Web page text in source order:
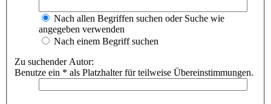
Nach allen Begriffen suchen oder Suche wie
angegeben verwenden
Nach einem Begriff suchen
Zu suchender Autor:
Benutze ein * als Platzhalter für teilweise Übereinstimmungen.